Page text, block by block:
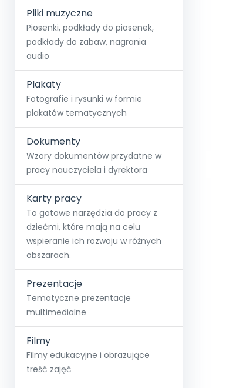
Pliki muzyczne
Piosenki, podkłady do piosenek,
podkłady do zabaw, nagrania
audio
Plakaty
Fotografie i rysunki w formie
plakatów tematycznych
Dokumenty
Wzory dokumentów przydatne w
pracy nauczyciela i dyrektora
Karty pracy
To gotowe narzędzia do pracy z
dziećmi, które mają na celu
wspieranie ich rozwoju w różnych
obszarach.
Prezentacje
Tematyczne prezentacje
multimedialne
Filmy
Filmy edukacyjne i obrazujące
treść zajęć